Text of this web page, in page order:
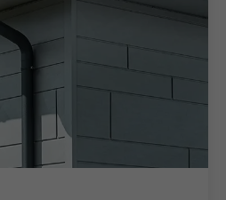
ID univoco sui dispositivi mobili
il tracking sulla base della
geografica GPS.